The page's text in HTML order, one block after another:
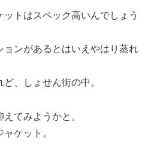
トはスペック高いんでしょう
ョンがあるとはいえやはり蒸れ
、しょせん街の中。
てみようかと。
ケット。